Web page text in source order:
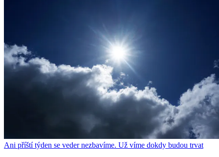
Ani příští týden se veder nezbavíme. Už víme dokdy budou trvat